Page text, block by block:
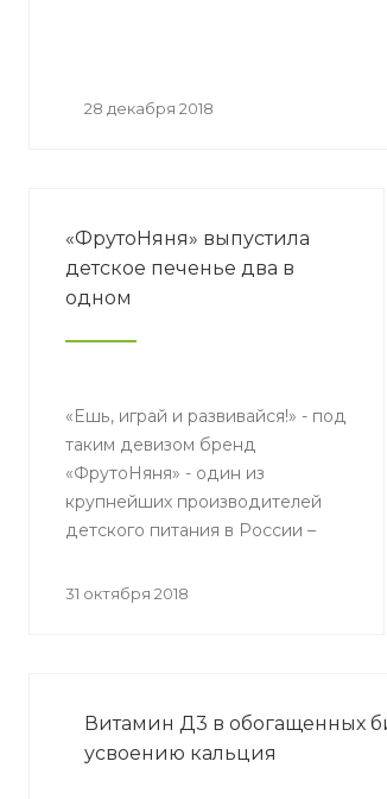
28 декабря 2018
«ФрутоНяня» выпустила
детское печенье два в
одном
«Ешь, играй и развивайся!» - под
таким девизом бренд
«ФрутоНяня» - один из
крупнейших производителей
детского питания в России –
полезное печенье для малышей
31 октября 2018
Витамин Д3 в обогащенных
усвоению кальция